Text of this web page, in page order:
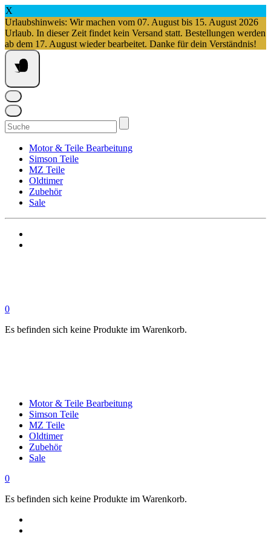
X
Urlaubshinweis: Wir machen vom 07. August bis 15. August 2026
Urlaub. In dieser Zeit findet kein Versand statt. Bestellungen werden
ab dem 17. August wieder bearbeitet. Danke für dein Verständnis!
Springe
zum
Inhalt
Suchen
nach:
Motor & Teile Bearbeitung
Simson Teile
MZ Teile
Oldtimer
Zubehör
Sale
0
Es befinden sich keine Produkte im Warenkorb.
Motor & Teile Bearbeitung
Simson Teile
MZ Teile
Oldtimer
Zubehör
Sale
0
Es befinden sich keine Produkte im Warenkorb.